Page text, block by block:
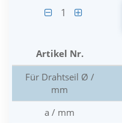
1
Artikel Nr.
Für Drahtseil Ø /
mm
a / mm